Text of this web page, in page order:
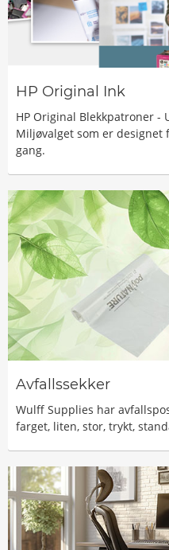
HP Original Ink
HP Original Blekkpatroner
Miljøvalget som er designet
gang.
Avfallssekker
Wulff Supplies har
farget, liten, stor, trykt,